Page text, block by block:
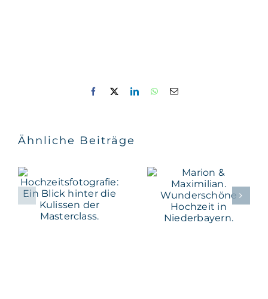
Facebook
X LinkedInWhatsApp
E-
Ähnliche Beiträge
Hochzeitsfotografie:
hinter die
Kulissen
Maximilian.
Wunderschöne
Hochzeit